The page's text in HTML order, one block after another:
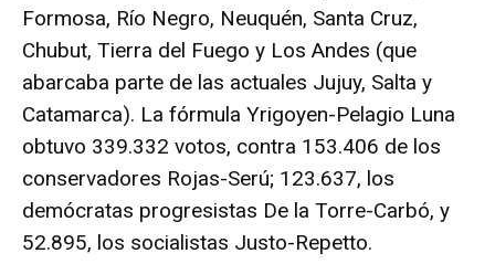
Formosa, Río Negro, Neuquén, Santa Cruz,
Chubut, Tierra del Fuego y Los Andes (que
abarcaba parte de las actuales Jujuy, Salta y
Catamarca). La fórmula Yrigoyen-Pelagio Luna
obtuvo 339.332 votos, contra 153.406 de los
conservadores Rojas-Serú; 123.637, los
demócratas progresistas De la Torre-Carbó, y
52.895, los socialistas Justo-Repetto.